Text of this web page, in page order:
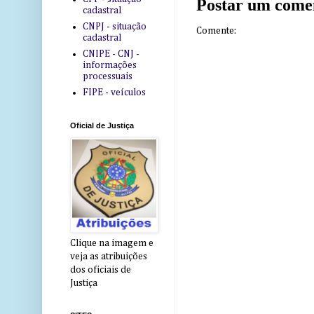
Postar um
Comente:
cadastral
CNPJ - situação
cadastral
CNIPE - CNJ -
informações
processuais
FIPE - veículos
Oficial de Justiça
Clique na imagem e
veja as atribuições
dos oficiais de
Justiça